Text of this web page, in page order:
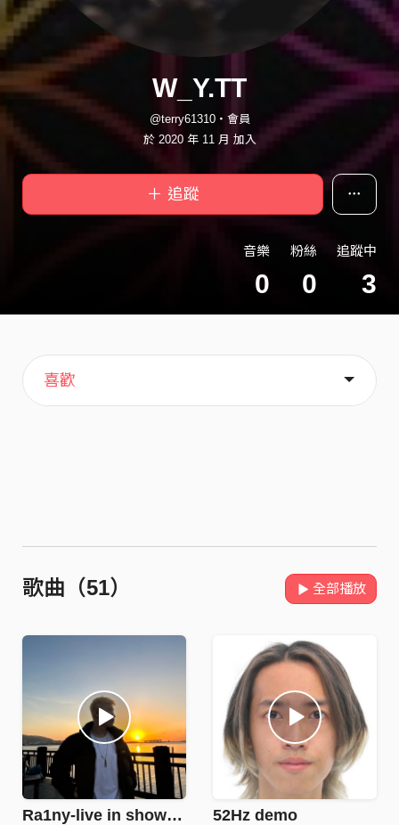
W_Y.TT
@terry61310・會員
於 2020 年 11 月 加入
＋ 追蹤
音樂
0
粉絲
0
追蹤中
3
主頁
喜歡
關於
歌曲（51） 全部播放
Ra1ny-live in show (demo) 52Hz demo